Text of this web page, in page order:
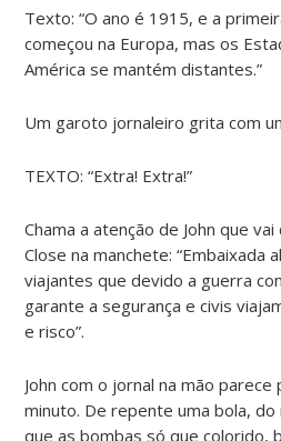
Texto: “O ano é 1915, e a
começou na Europa, mas os
América se mantém distantes.”
Um garoto jornaleiro grita com
TEXTO: “Extra! Extra!”
Chama a atenção de John que
Close na manchete: “Embaixada
viajantes que devido a guerra
garante a segurança e civis
e risco”.
John com o jornal na mão
minuto. De repente uma bola,
que as bombas só que colorido,